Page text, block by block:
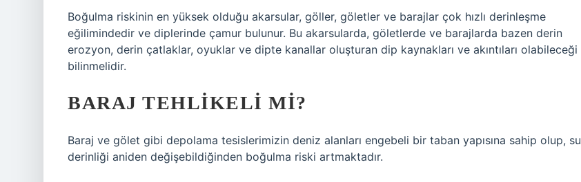
Boğulma riskinin en yüksek olduğu akarsular, göller, göletler ve barajlar çok hızlı derinleşme
eğilimindedir ve diplerinde çamur bulunur. Bu akarsularda, göletlerde ve barajlarda bazen derin
erozyon, derin çatlaklar, oyuklar ve dipte kanallar oluşturan dip kaynakları ve akıntıları olabileceği
bilinmelidir.
BARAJ TEHLIKELI MI?
Baraj ve gölet gibi depolama tesislerimizin deniz alanları engebeli bir taban yapısına sahip olup, su
derinliği aniden değişebildiğinden boğulma riski artmaktadır.